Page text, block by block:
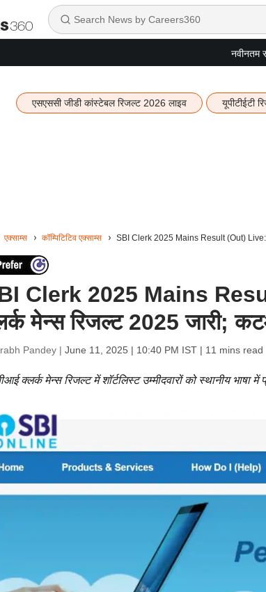
नवीनतम
एसएससी जीडी कांस्टेबल रिजल्ट 2026 लाइव यूपीटीईटी
एक्साम्स कॉम्पिटिटिव एक्साम्स SBI Clerk 2025 Mains Result (Out) Live:
Clerk 2025 Mains
मेन्स रिजल्ट 2025 जारी;
Pandey | June 11, 2025 | 10:40 PM IST| 11 mins read
क्लर्क मेन्स रिजल्ट में शॉर्टलिस्ट उम्मीदवारों को स्थानीय भाषा में